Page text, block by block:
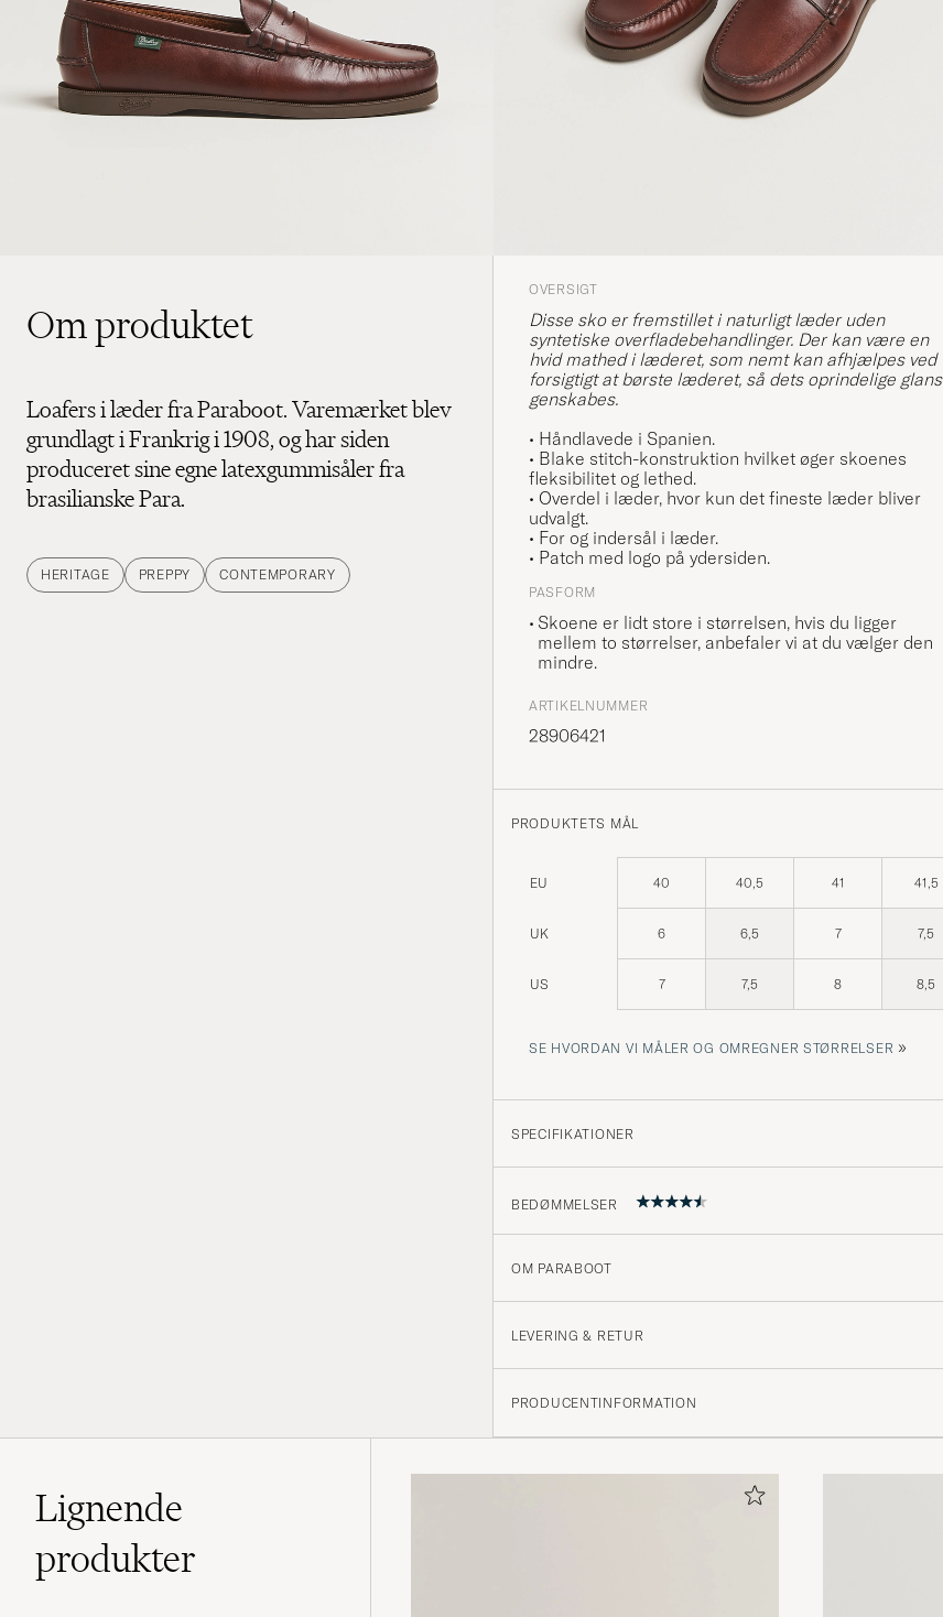
Om produktet
Loafers i læder fra Paraboot. Varemærket blev
grundlagt i Frankrig i 1908, og har siden
produceret sine egne latexgummisåler fra
brasilianske Para.
HERITAGE PREPPY CONTEMPORARY
OVERSIGT
Disse sko er fremstillet i naturligt læder uden
syntetiske overfladebehandlinger. Der kan være en
hvid mathed i læderet, som nemt kan afhjælpes ved
forsigtigt at børste læderet, så dets oprindelige glans
genskabes.
• Håndlavede i Spanien.
• Blake stitch-konstruktion hvilket øger skoenes
fleksibilitet og lethed.
• Overdel i læder, hvor kun det fineste læder bliver
udvalgt.
• For og indersål i læder.
• Patch med logo på ydersiden.
PASFORM
Skoene er lidt store i størrelsen, hvis du ligger
mellem to størrelser, anbefaler vi at du vælger den
mindre.
ARTIKELNUMMER
28906421
PRODUKTETS MÅL
EU 40 40,5 41 41,5
UK 6 6,5 7 7,5
US 7 7,5 8 8,5
SE HVORDAN VI MÅLER OG OMREGNER STØRRELSER »
SPECIFIKATIONER
BEDØMMELSER
Loistavat .
OM PARABOOT
LEVERING & RETUR
PRODUCENTINFORMATION
Lignende
produkter